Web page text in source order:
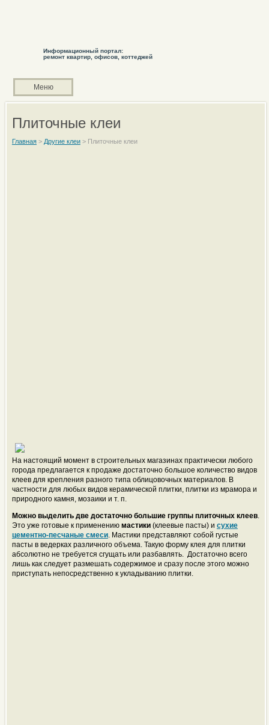
Информационный портал:
ремонт квартир, офисов, коттеджей
Меню
Плиточные клеи
Главная> Другие клеи> Плиточные клеи
На настоящий момент в строительных магазинах практически любого
города предлагается к продаже достаточно большое количество видов
клеев для крепления разного типа облицовочных материалов. В
частности для любых видов керамической плитки, плитки из мрамора и
природного камня, мозаики и т. п.
Можно выделить две достаточно большие группы плиточных клеев.
Это уже готовые к применению мастики(клеевые пасты) и сухие
цементно-песчаные смеси. Мастики представляют собой густые
пасты в ведерках различного объема. Такую форму клея для плитки
абсолютно не требуется сгущать или разбавлять. Достаточно всего
лишь как следует размешать содержимое и сразу после этого можно
приступать непосредственно к укладыванию плитки.